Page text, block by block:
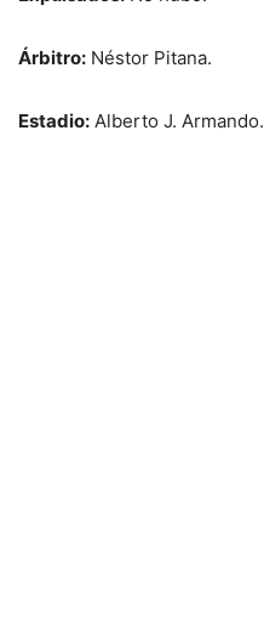
Árbitro: Néstor Pitana.
Estadio: Alberto J. Armando.